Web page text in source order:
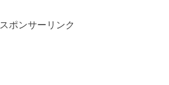
スポンサーリンク